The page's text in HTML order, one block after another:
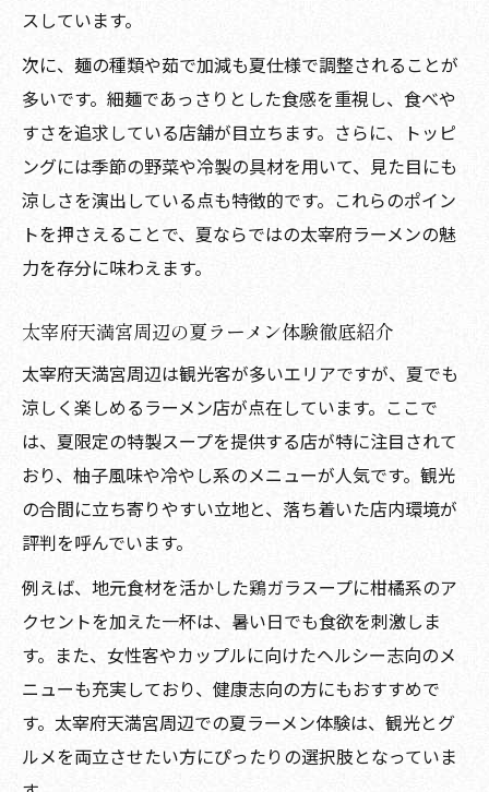
スしています。
次に、麺の種類や茹で加減も夏仕様で調整されることが
多いです。細麺であっさりとした食感を重視し、食べや
すさを追求している店舗が目立ちます。さらに、トッピ
ングには季節の野菜や冷製の具材を用いて、見た目にも
涼しさを演出している点も特徴的です。これらのポイン
トを押さえることで、夏ならではの太宰府ラーメンの魅
力を存分に味わえます。
太宰府天満宮周辺の夏ラーメン体験徹底紹介
太宰府天満宮周辺は観光客が多いエリアですが、夏でも
涼しく楽しめるラーメン店が点在しています。ここで
は、夏限定の特製スープを提供する店が特に注目されて
おり、柚子風味や冷やし系のメニューが人気です。観光
の合間に立ち寄りやすい立地と、落ち着いた店内環境が
評判を呼んでいます。
例えば、地元食材を活かした鶏ガラスープに柑橘系のア
クセントを加えた一杯は、暑い日でも食欲を刺激しま
す。また、女性客やカップルに向けたヘルシー志向のメ
ニューも充実しており、健康志向の方にもおすすめで
す。太宰府天満宮周辺での夏ラーメン体験は、観光とグ
ルメを両立させたい方にぴったりの選択肢となっていま